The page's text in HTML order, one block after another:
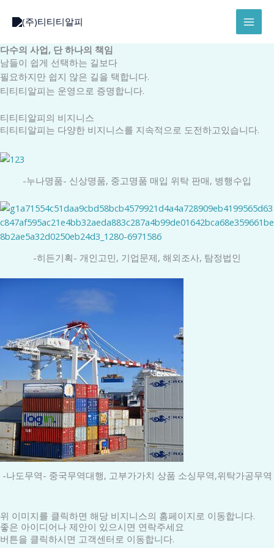
로
건
너
뛰
다수의 사업, 단 하나의 책임
남들이 쉽게 선택하는 길보다
필요하지만 쉽지 않은 길을 택합니다.
티티티알피는 운영으로 증명합니다.
티티티알피의 비지니스
티티티알피는 다양한 비지니스를 지속적으로 도전하고있습니다.
-누나명품- 신상명품, 중고명품 매입 위탁 판매, 병행수입
-히든기획- 개인고민, 기업문제, 해외조사, 탐정법인
-나도무역- 중국무역대행, 고부가가치 상품 소싱무역,위탁가공무역
위 이미지를 클릭하면 해당 비지니스의 홈페이지로 이동합니다.
좋은 아이디어나 제안이 있으시면 연락주세요
버튼을 클릭하시면 고객센터로 이동합니다.